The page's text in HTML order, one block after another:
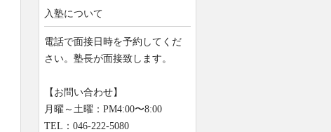
入塾について
電話で面接日時を予約してくだ
さい。塾長が面接致します。
【お問い合わせ】
月曜～土曜：PM4:00〜8:00
TEL：046-222-5080